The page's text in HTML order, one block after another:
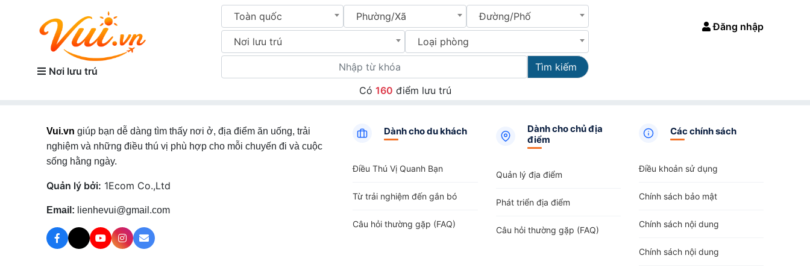
Nơi lưu trú
Toàn quốc Phường/Xã Đường/Phố
Nơi lưu trú Loại phòng
Tìm kiếm
Đăng nhập
Có 160 điểm lưu trú
Vui.vn giúp bạn dễ dàng tìm thấy nơi ở, địa điểm ăn uống, trải
nghiệm và những điều thú vị phù hợp cho mỗi chuyến đi và cuộc
sống hằng ngày.
Quản lý bởi: 1Ecom Co.,Ltd
Email: lienhevui@gmail.com
Dành cho du khách
Điều Thú Vị Quanh Bạn
Từ trải nghiệm đến gắn bó
Câu hỏi thường gặp (FAQ)
Dành cho chủ địa
điểm
Quản lý địa điểm
Phát triển địa điểm
Câu hỏi thường gặp (FAQ)
Các chính sách
Điều khoản sử dụng
Chính sách bảo mật
Chính sách nội dung
Chính sách nội dung